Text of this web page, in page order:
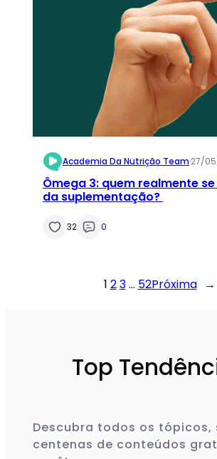
Academia Da Nutrição Team·27/
Ômega 3: quem realmente
da suplementação?
32 0
1 23… 52Próxima →
Top
Descubra todos os tópicos,
centenas de conteúdos